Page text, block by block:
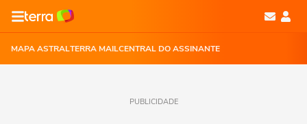
MAPA ASTRALTERRA MAILCENTRAL DO ASSINANTE
PUBLICIDADE